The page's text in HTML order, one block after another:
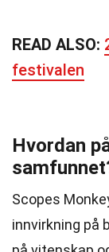
READ ALSO:
festivalen
Hvordan
Scopes
innvirkning på